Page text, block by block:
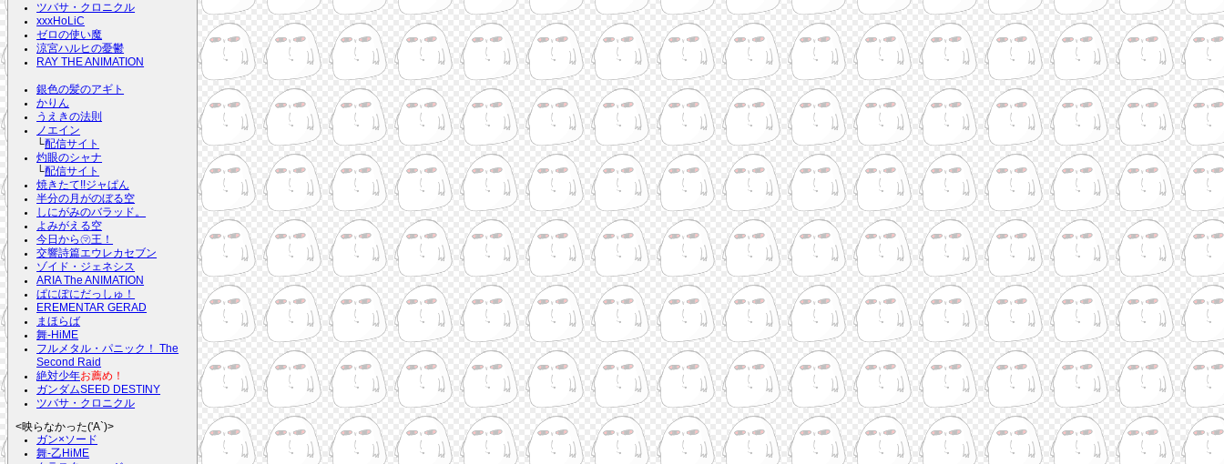
ツバサ・クロニクル
xxxHoLiC
ゼロの使い魔
涼宮ハルヒの憂鬱
RAY THE ANIMATION
銀色の髪のアギト
かりん
うえきの法則
ノエイン
└配信サイト
灼眼のシャナ
└配信サイト
焼きたて!!ジャぱん
半分の月がのぼる空
しにがみのバラッド。
よみがえる空
今日から㋮王！
交響詩篇エウレカセブン
ゾイド・ジェネシス
ARIA The ANIMATION
ぱにぽにだっしゅ！
EREMENTAR GERAD
まほらば
舞-HiME
フルメタル・パニック！ The
Second Raid
絶対少年お薦め！
ガンダムSEED DESTINY
ツバサ・クロニクル
<映らなかった('A`)>
ガン×ソード
舞-乙HiME